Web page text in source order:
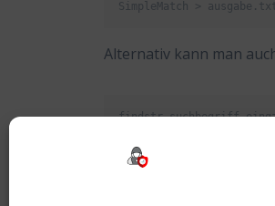
SimpleMatch >
Alternativ kann man
findstr suchbegriff